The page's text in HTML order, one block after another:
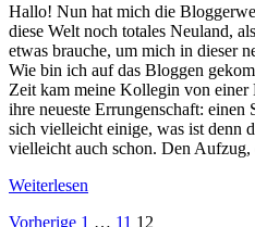
Hallo! Nun hat mich die
diese Welt noch totales Neuland,
etwas brauche, um mich in dieser
Wie bin ich auf das Bloggen
Zeit kam meine Kollegin von einer
ihre neueste Errungenschaft: einen
sich vielleicht einige, was ist denn
vielleicht auch schon. Den
Weiterlesen
Vorherige 1 … 11 12